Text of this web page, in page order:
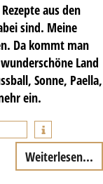
aus den
sind. Meine
Da kommt man
Land
Sonne, Paella,
ein.
Weiterlesen...